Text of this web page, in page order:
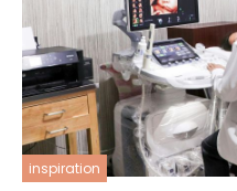
inspiration